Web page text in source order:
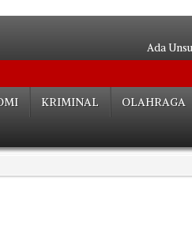
Ada
Tugas
Serasa
Putusan
Mengalir
KRIMINAL OLAHRAGA